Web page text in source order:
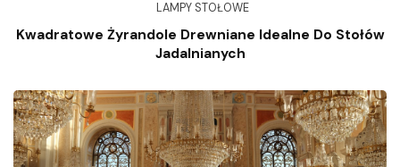
LAMPY STOŁOWE
Kwadratowe Żyrandole Drewniane Idealne Do Stołów
Jadalnianych